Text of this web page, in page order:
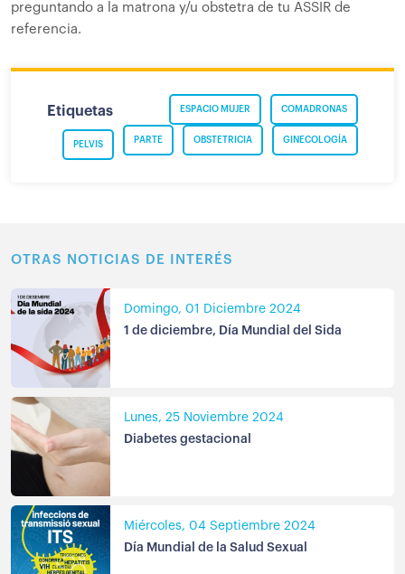
preguntando a la matrona y/u obstetra de tu ASSIR de
referencia.
Etiquetas COMADRONAS
ESPACIO MUJER
GINECOLOGÍA
OBSTETRICIA
PARTE
PELVIS
OTRAS NOTICIAS DE INTERÉS
Domingo, 01 Diciembre 2024
1 de diciembre, Día Mundial del Sida
Lunes, 25 Noviembre 2024
Diabetes gestacional
Miércoles, 04 Septiembre 2024
Día Mundial de la Salud Sexual